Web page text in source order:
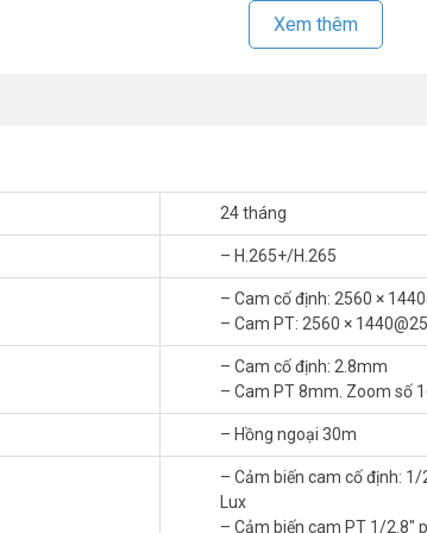
Xem thêm
24 tháng
– H.265+/H.265
– Cam cố định: 2560 ×
– Cam PT: 2560 ×
– Cam cố định: 2.8mm
– Cam PT 8mm. Zoom số
– Hồng ngoại 30m
– Cảm biến cam cố định: 1/
Lux
– Cảm biến cam PT 1/2.8″